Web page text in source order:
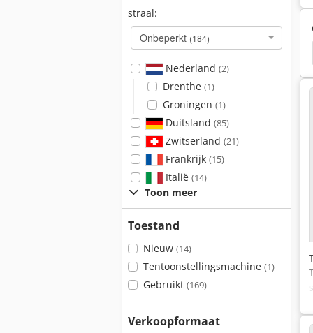
straal:
Onbeperkt (184)
Nederland (2)
Drenthe (1)
Groningen (1)
Duitsland (85)
Zwitserland (21)
Frankrijk (15)
Italië (14)
Toon meer
Toestand
Nieuw (14)
Tentoonstellingsmachine (1)
Gebruikt (169)
Verkoopformaat
Emco Star Traub Hanwha